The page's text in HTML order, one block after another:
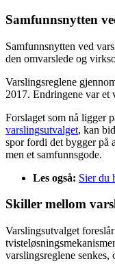
Samfunnsnytten
Samfunnsnytten ved
den omvarslede og
Varslingsreglene
2017. Endringene var
Forslaget som nå ligger
varslingsutvalget, kan
spor fordi det bygger på
men et samfunnsgode.
Les også: Sier du
Skiller mellom
Varslingsutvalget
varslingsreglene senkes,